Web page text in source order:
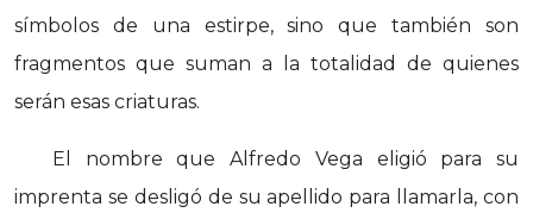
símbolos de una estirpe, sino que también son
fragmentos que suman a la totalidad de quienes
serán esas criaturas.
El nombre que Alfredo Vega eligió para su
imprenta se desligó de su apellido para llamarla, con